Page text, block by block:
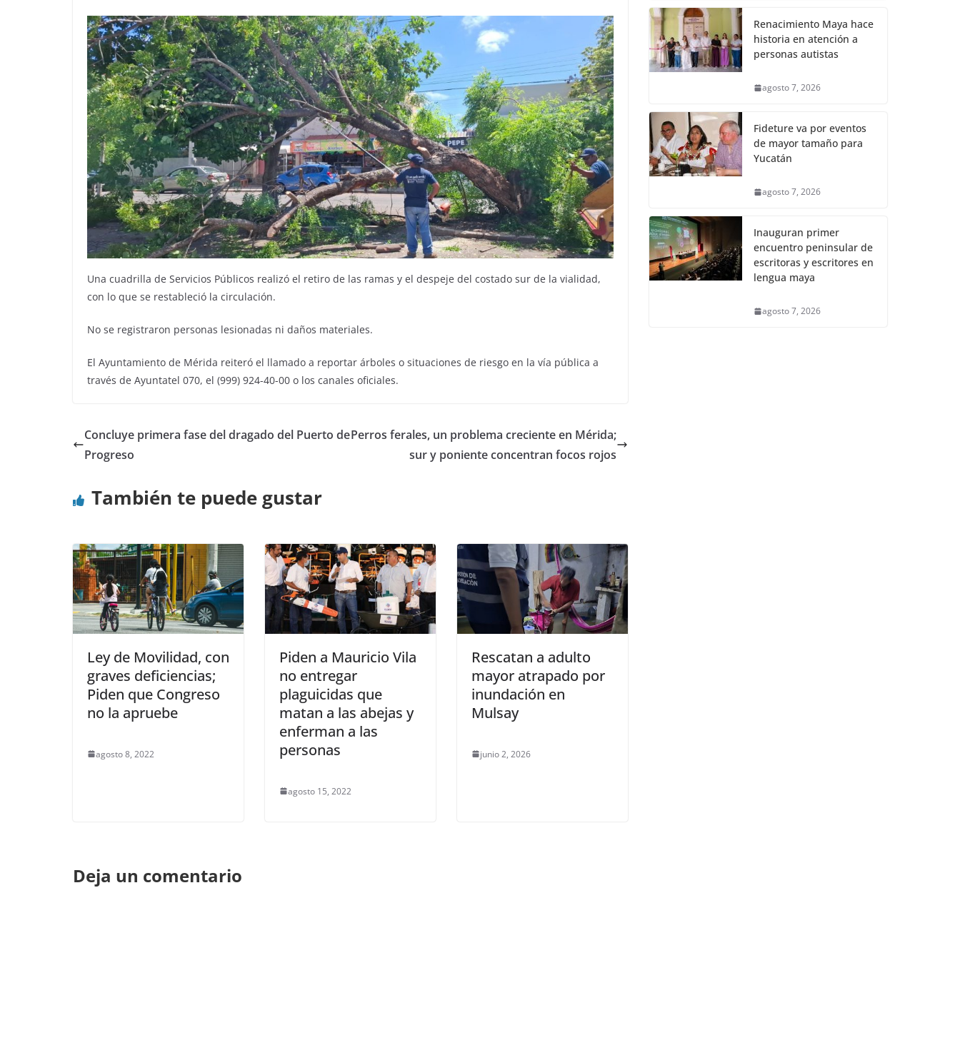
Una cuadrilla de Servicios Públicos realizó el retiro de las ramas y el despeje del costado sur de la vialidad,
con lo que se restableció la circulación.
No se registraron personas lesionadas ni daños materiales.
El Ayuntamiento de Mérida reiteró el llamado a reportar árboles o situaciones de riesgo en la vía pública a
través de Ayuntatel 070, el (999) 924-40-00 o los canales oficiales.
Concluye primera fase del dragado del Puerto de
Progreso
Perros ferales, un problema creciente en Mérida;
sur y poniente concentran focos rojos
También te puede gustar
Ley de Movilidad, con
graves deficiencias;
Piden que Congreso
no la apruebe
agosto 8, 2022
Piden a Mauricio Vila
no entregar
plaguicidas que
matan a las abejas y
enferman a las
personas
agosto 15, 2022
Rescatan a adulto
mayor atrapado por
inundación en
Mulsay
junio 2, 2026
Deja un comentario
Renacimiento Maya hace
historia en atención a
personas autistas
agosto 7, 2026
Fideture va por eventos
de mayor tamaño para
Yucatán
agosto 7, 2026
Inauguran primer
encuentro peninsular de
escritoras y escritores en
lengua maya
agosto 7, 2026